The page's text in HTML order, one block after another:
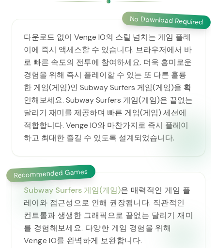
No Download Required
다운로드 없이 Venge IO의 스릴 넘치는 게임 플레
이에 즉시 액세스할 수 있습니다. 브라우저에서 바
로 빠른 속도의 전투에 참여하세요. 더욱 흥미로운
경험을 위해 즉시 플레이할 수 있는 또 다른 훌륭
한 게임(게임)인 Subway Surfers 게임(게임)을 확
인해보세요. Subway Surfers 게임(게임)은 끝없는
달리기 재미를 제공하며 빠른 게임(게임) 세션에
적합합니다. Venge IO와 마찬가지로 즉시 플레이
하고 최대한 즐길 수 있도록 설계되었습니다.
Recommended Games
Subway Surfers 게임(게임)은 매력적인 게임 플
레이와 접근성으로 인해 권장됩니다. 직관적인
컨트롤과 생생한 그래픽으로 끝없는 달리기 재미
를 경험해보세요. 다양한 게임 경험을 위해
Venge IO를 완벽하게 보완합니다.